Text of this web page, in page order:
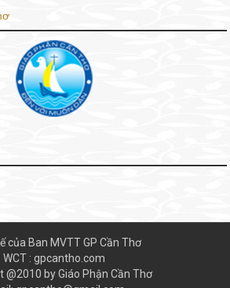
của Ban MVTT GP Cần Thơ
WCT : gpcantho.com
@2010 by Giáo Phận Cần Thơ